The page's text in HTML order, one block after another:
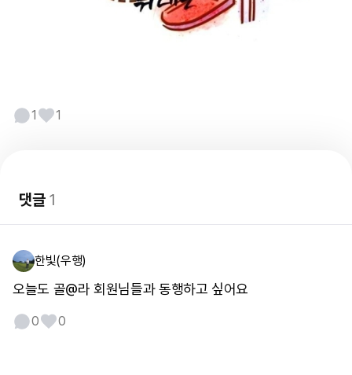
1 1
댓글1
한빛(우행)
오늘도 골@라 회원님들과 동행하고 싶어요
0 0